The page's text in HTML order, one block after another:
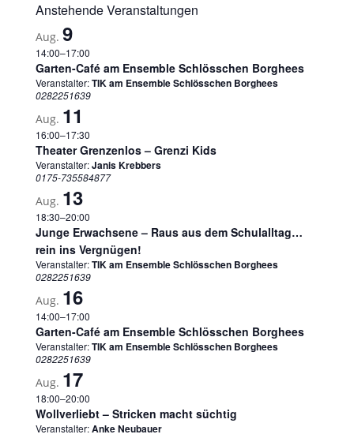
Anstehende Veranstaltungen
Aug. 9
14:00–17:00
Garten-Café am Ensemble Schlösschen Borghees
Veranstalter:TIK am Ensemble Schlösschen Borghees
0282251639
Aug. 11
16:00–17:30
Theater Grenzenlos – Grenzi Kids
Veranstalter:Janis Krebbers
0175-735584877
Aug. 13
18:30–20:00
Junge Erwachsene – Raus aus dem Schulalltag…
rein ins Vergnügen!
Veranstalter:TIK am Ensemble Schlösschen Borghees
0282251639
Aug. 16
14:00–17:00
Garten-Café am Ensemble Schlösschen Borghees
Veranstalter:TIK am Ensemble Schlösschen Borghees
0282251639
Aug. 17
18:00–20:00
Wollverliebt – Stricken macht süchtig
Veranstalter:Anke Neubauer